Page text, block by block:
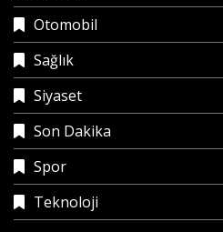
Otomobil
Sağlık
Siyaset
Son Dakika
Spor
Teknoloji